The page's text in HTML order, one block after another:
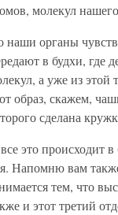
молекул
наши органы
в будхи, где
а уже из этой
образ, скажем,
сделана
это происходит
Напомню вам
тем, что
и этот третий